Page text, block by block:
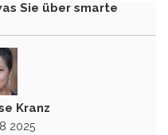
Sie über smarte
Kranz
2025